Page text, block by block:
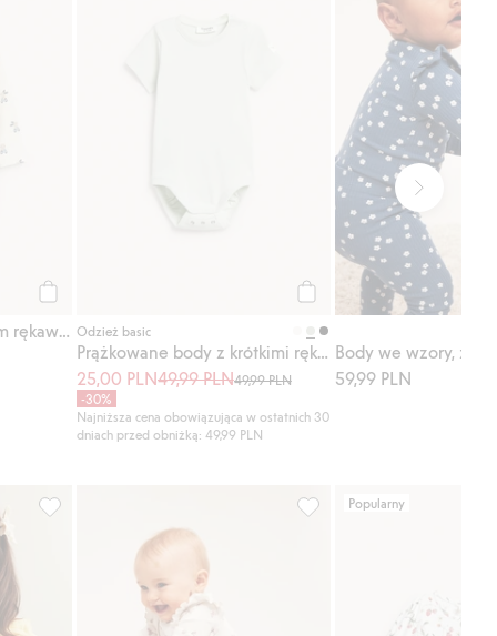
Body we wzory, z długim rękawem Odzież basic
Prążkowane body z krótkimi rękawami
25,00 PLN49,99 PLN49,99 PLN
-30%
Najniższa cena obowiązująca w ostatnich 30
dniach przed obniżką: 49,99 PLN
Body we wzory, z
59,99 PLN
Dodaj do listy ulubione
Body z krótkimi rękawami, z falbanami, Dodaj do listy
Popularny